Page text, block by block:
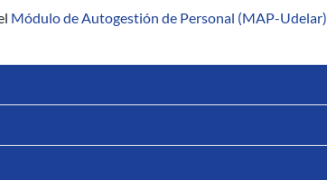
Módulo de Autogestión de Personal (MAP-Udelar)